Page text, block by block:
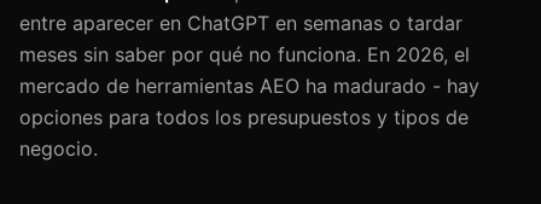
entre aparecer en ChatGPT en semanas o tardar
meses sin saber por qué no funciona. En 2026, el
mercado de herramientas AEO ha madurado - hay
opciones para todos los presupuestos y tipos de
negocio.